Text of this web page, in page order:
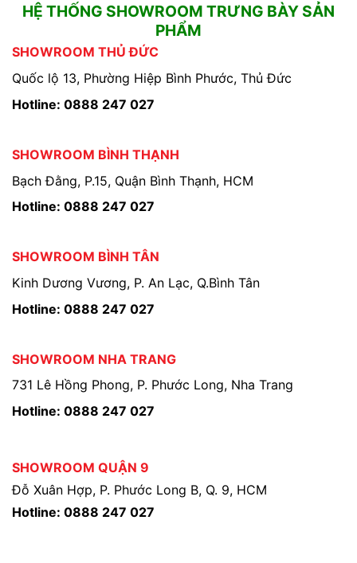
HỆ THỐNG SHOWROOM TRƯNG BÀY SẢN
PHẨM
SHOWROOM THỦ ĐỨC
Quốc lộ 13, Phường Hiệp Bình Phước, Thủ Đức
Hotline: 0888 247 027
SHOWROOM BÌNH THẠNH
Bạch Đằng, P.15, Quận Bình Thạnh, HCM
Hotline: 0888 247 027
SHOWROOM BÌNH TÂN
Kinh Dương Vương, P. An Lạc, Q.Bình Tân
Hotline: 0888 247 027
SHOWROOM NHA TRANG
731 Lê Hồng Phong, P. Phước Long, Nha Trang
Hotline: 0888 247 027
SHOWROOM QUẬN 9
Đỗ Xuân Hợp, P. Phước Long B, Q. 9, HCM
Hotline: 0888 247 027